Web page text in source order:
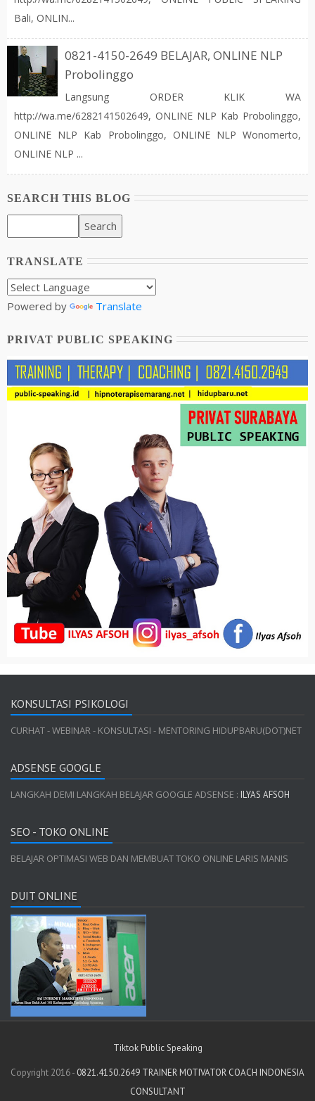
Bali, ONLIN...
0821-4150-2649 BELAJAR, ONLINE NLP
Probolinggo
Langsung ORDER KLIK WA
http://wa.me/6282141502649, ONLINE NLP Kab Probolinggo,
ONLINE NLP Kab Probolinggo, ONLINE NLP Wonomerto,
ONLINE NLP ...
SEARCH THIS BLOG
TRANSLATE
Powered by Translate
PRIVAT PUBLIC SPEAKING
KONSULTASI PSIKOLOGI
CURHAT - WEBINAR - KONSULTASI - MENTORING HIDUPBARU(DOT)NET
ADSENSE GOOGLE
LANGKAH DEMI LANGKAH BELAJAR GOOGLE ADSENSE : ILYAS AFSOH
SEO - TOKO ONLINE
BELAJAR OPTIMASI WEB DAN MEMBUAT TOKO ONLINE LARIS MANIS
DUIT ONLINE
Tiktok Public Speaking
Copyright 2016 - 0821.4150.2649 TRAINER MOTIVATOR COACH INDONESIA
CONSULTANT